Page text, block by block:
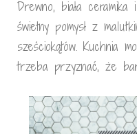
Drewno, biała
świetny pomysł z
sześciokątów. Kuchnia
trzeba przyznać, że